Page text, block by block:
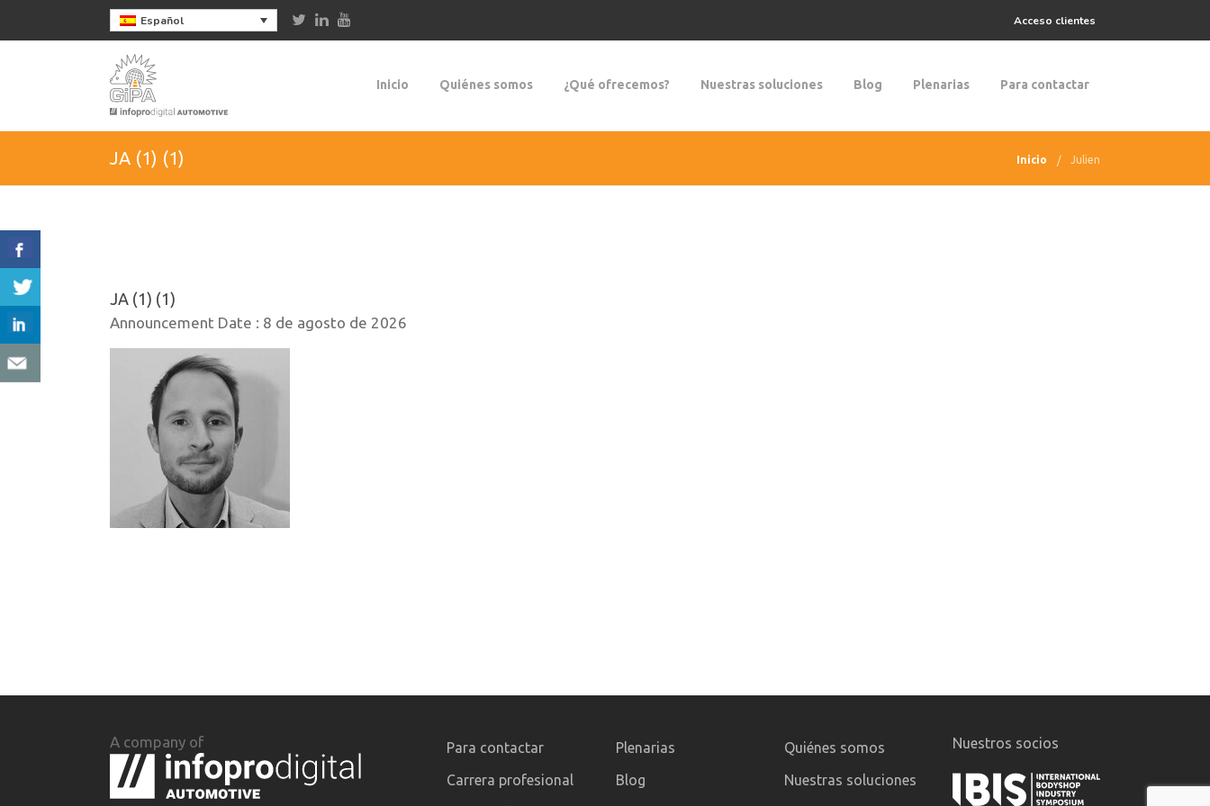
Español Acceso clientes
Inicio Quiénes somos ¿Qué ofrecemos? Nuestras soluciones Blog Plenarias Para contactar
JA (1) (1) Inicio Julien
JA (1) (1)
Announcement Date : 8 de agosto de 2026
A company of
Para contactar
Carrera profesional
Plenarias
Blog
Quiénes somos
Nuestras soluciones
Nuestros socios